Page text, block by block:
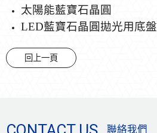
太陽能藍寶石晶圓
LED藍寶石晶圓拋光用底盤
回上一頁
聯絡我們